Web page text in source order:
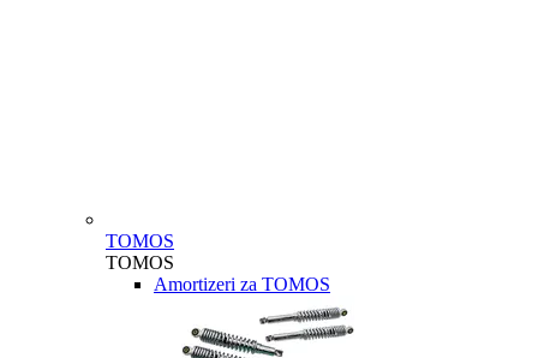
TOMOS
TOMOS
Amortizeri za TOMOS